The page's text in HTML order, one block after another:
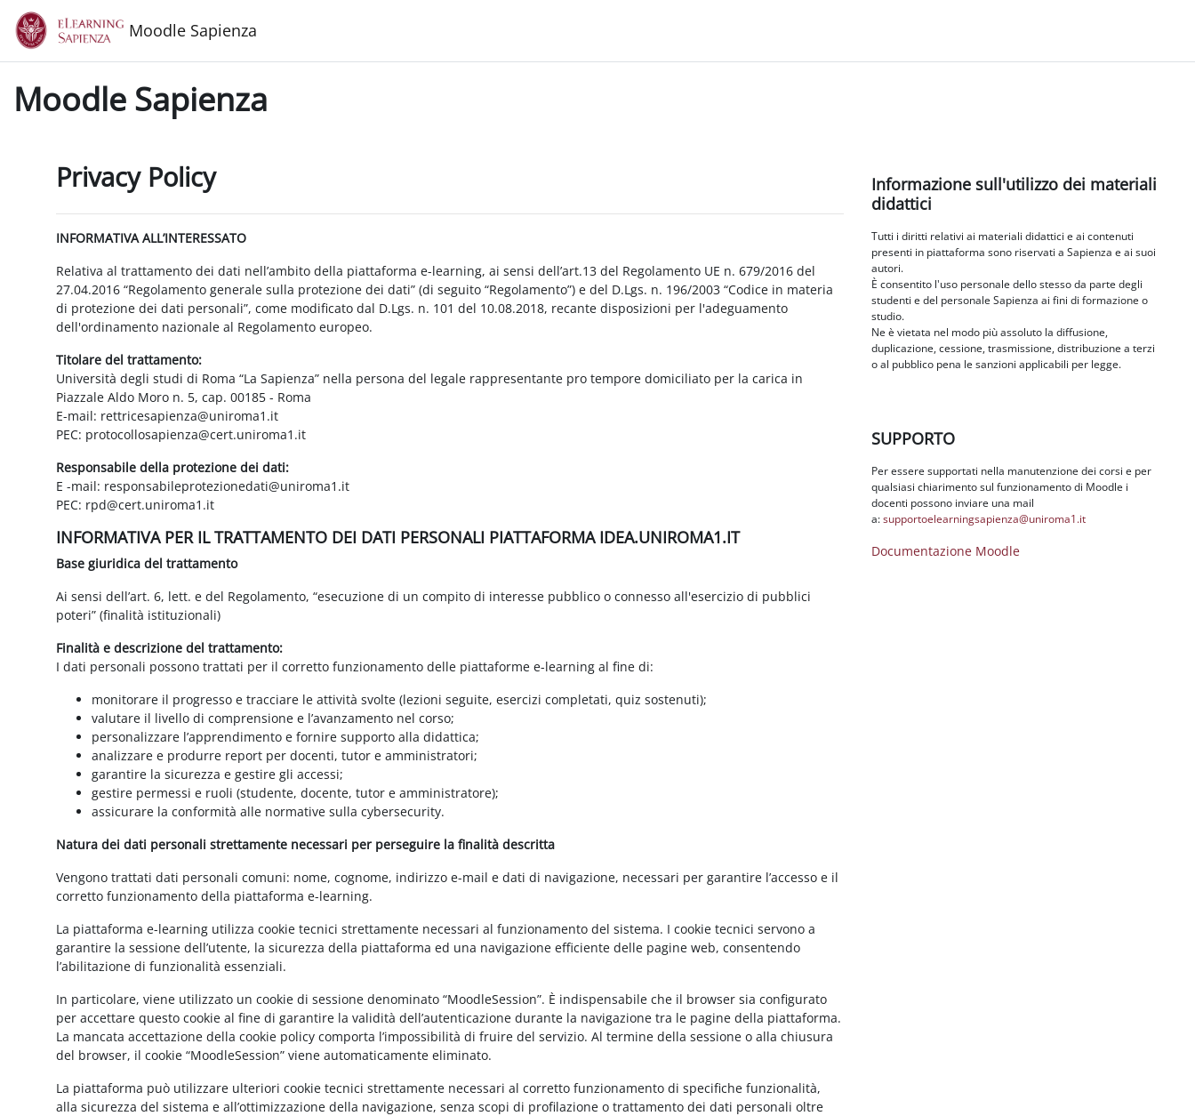
Vai al contenuto principale
Moodle Sapienza
Moodle Sapienza
Privacy Policy
INFORMATIVA ALL’INTERESSATO
Relativa al trattamento dei dati nell’ambito della piattaforma e-learning, ai sensi dell’art.13 del Regolamento UE n. 679/2016 del
27.04.2016 “Regolamento generale sulla protezione dei dati” (di seguito “Regolamento”) e del D.Lgs. n. 196/2003 “Codice in materia
di protezione dei dati personali”, come modificato dal D.Lgs. n. 101 del 10.08.2018, recante disposizioni per l'adeguamento
dell'ordinamento nazionale al Regolamento europeo.
Titolare del trattamento:
Università degli studi di Roma “La Sapienza” nella persona del legale rappresentante pro tempore domiciliato per la carica in
Piazzale Aldo Moro n. 5, cap. 00185 - Roma
E-mail: rettricesapienza@uniroma1.it
PEC: protocollosapienza@cert.uniroma1.it
Responsabile della protezione dei dati:
E -mail: responsabileprotezionedati@uniroma1.it
PEC: rpd@cert.uniroma1.it
INFORMATIVA PER IL TRATTAMENTO DEI DATI PERSONALI PIATTAFORMA IDEA.UNIROMA1.IT
Base giuridica del trattamento
Ai sensi dell’art. 6, lett. e del Regolamento, “esecuzione di un compito di interesse pubblico o connesso all'esercizio di pubblici
poteri” (finalità istituzionali)
Finalità e descrizione del trattamento:
I dati personali possono trattati per il corretto funzionamento delle piattaforme e-learning al fine di:
monitorare il progresso e tracciare le attività svolte (lezioni seguite, esercizi completati, quiz sostenuti);
valutare il livello di comprensione e l’avanzamento nel corso;
personalizzare l’apprendimento e fornire supporto alla didattica;
analizzare e produrre report per docenti, tutor e amministratori;
garantire la sicurezza e gestire gli accessi;
gestire permessi e ruoli (studente, docente, tutor e amministratore);
assicurare la conformità alle normative sulla cybersecurity.
Natura dei dati personali strettamente necessari per perseguire la finalità descritta
Vengono trattati dati personali comuni: nome, cognome, indirizzo e-mail e dati di navigazione, necessari per garantire l’accesso e il
corretto funzionamento della piattaforma e-learning.
La piattaforma e-learning utilizza cookie tecnici strettamente necessari al funzionamento del sistema. I cookie tecnici servono a
garantire la sessione dell’utente, la sicurezza della piattaforma ed una navigazione efficiente delle pagine web, consentendo
l’abilitazione di funzionalità essenziali.
In particolare, viene utilizzato un cookie di sessione denominato “MoodleSession”. È indispensabile che il browser sia configurato
per accettare questo cookie al fine di garantire la validità dell’autenticazione durante la navigazione tra le pagine della piattaforma.
La mancata accettazione della cookie policy comporta l’impossibilità di fruire del servizio. Al termine della sessione o alla chiusura
del browser, il cookie “MoodleSession” viene automaticamente eliminato.
La piattaforma può utilizzare ulteriori cookie tecnici strettamente necessari al corretto funzionamento di specifiche funzionalità,
alla sicurezza del sistema e all’ottimizzazione della navigazione, senza scopi di profilazione o trattamento dei dati personali oltre
Blocchi
Informazione sull'utilizzo dei materiali
didattici
Tutti i diritti relativi ai materiali didattici e ai contenuti
presenti in piattaforma sono riservati a Sapienza e ai suoi
autori.
È consentito l'uso personale dello stesso da parte degli
studenti e del personale Sapienza ai fini di formazione o
studio.
Ne è vietata nel modo più assoluto la diffusione,
duplicazione, cessione, trasmissione, distribuzione a terzi
o al pubblico pena le sanzioni applicabili per legge.
SUPPORTO
Per essere supportati nella manutenzione dei corsi e per
qualsiasi chiarimento sul funzionamento di Moodle i
docenti possono inviare una mail
a:supportoelearningsapienza@uniroma1.it
Documentazione Moodle